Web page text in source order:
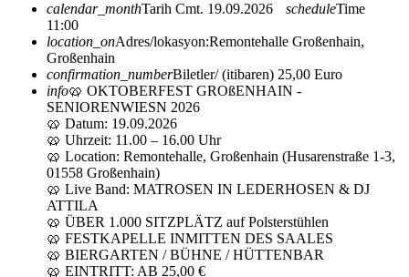
calendar_monthTarih Cmt. 19.09.2026 scheduleTime
11:00
location_onAdres/lokasyon:Remontehalle Großenhain,
Großenhain
confirmation_numberBiletler/ (itibaren) 25,00 Euro
info🥨 OKTOBERFEST GROßENHAIN -
SENIORENWIESN 2026
🥨 Datum: 19.09.2026
🥨 Uhrzeit: 11.00 – 16.00 Uhr
🥨 Location: Remontehalle, Großenhain (Husarenstraße 1-3,
01558 Großenhain)
🥨 Live Band: MATROSEN IN LEDERHOSEN & DJ
ATTILA
🥨 ÜBER 1.000 SITZPLÄTZ auf Polsterstühlen
🥨 FESTKAPELLE INMITTEN DES SAALES
🥨 BIERGARTEN / BÜHNE / HÜTTENBAR
🥨 EINTRITT: AB 25,00 €